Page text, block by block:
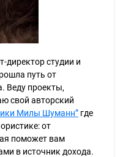
директор студии и
путь от
Веду проекты,
свой авторский
Милы Шуманн” где
от
поможет вам
в источник дохода.